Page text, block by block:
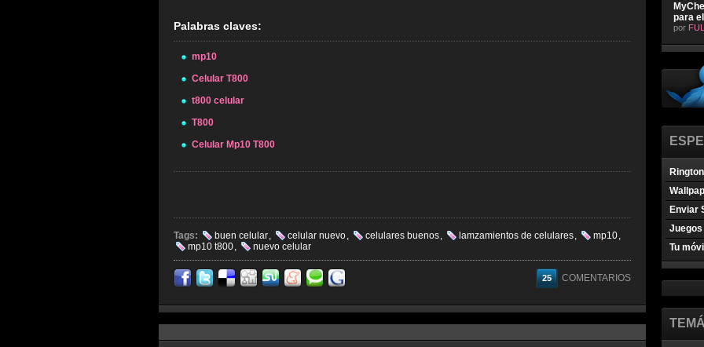
Palabras claves:
mp10
Celular T800
t800 celular
T800
Celular Mp10 T800
Tags: buen celular, celular nuevo, celulares buenos, lamzamientos de celulares, mp10,
mp10 t800, nuevo celular
25 COMENTARIOS
para
por
Enviar
Tu móvil